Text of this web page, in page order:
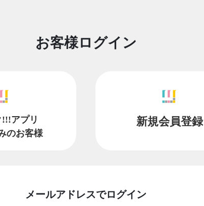
お客様ログイン
アプリ
のお客様
新規会員登録
メールアドレスでログイン